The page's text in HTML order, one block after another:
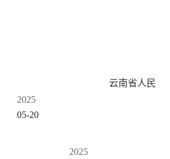
2025
05-20
2025
云南省人民